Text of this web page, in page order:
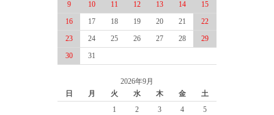
9
10 11 12 13 14
15
16
17 18 19 20 21
22
23
24 25 26 27 28
29
30
31
2026年9月
日
月 火 水 木 金
土
1
2 3 4
5